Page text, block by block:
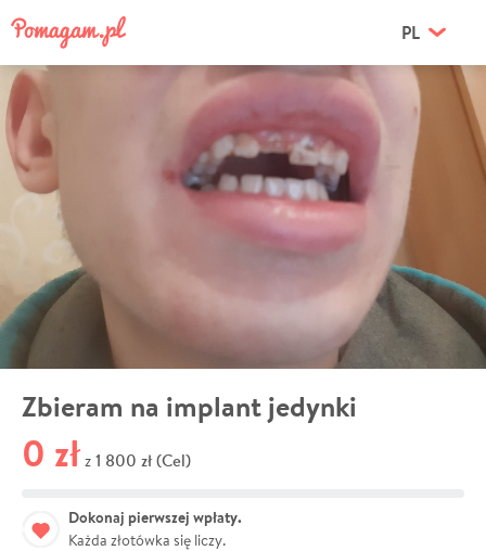
PL
Zbieram na implant jedynki
0 zł z 1 800 zł (Cel)
Dokonaj pierwszej wpłaty.
Każda złotówka się liczy.